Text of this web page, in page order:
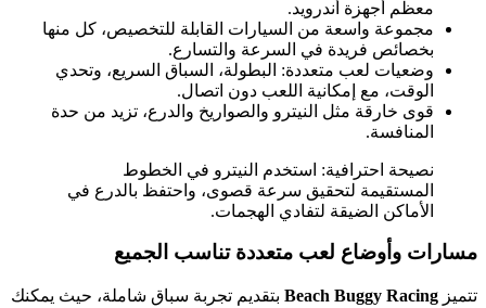
معظم أجهزة أندرويد.
مجموعة واسعة من السيارات القابلة للتخصيص، كل منها
بخصائص فريدة في السرعة والتسارع.
وضعيات لعب متعددة: البطولة، السباق السريع، وتحدي
الوقت، مع إمكانية اللعب دون اتصال.
قوى خارقة مثل النيترو والصواريخ والدرع، تزيد من حدة
المنافسة.
نصيحة احترافية: استخدم النيترو في الخطوط
المستقيمة لتحقيق سرعة قصوى، واحتفظ بالدرع في
الأماكن الضيقة لتفادي الهجمات.
مسارات وأوضاع لعب متعددة تناسب الجميع
تتميز Beach Buggy Racing بتقديم تجربة سباق شاملة، حيث يمكنك